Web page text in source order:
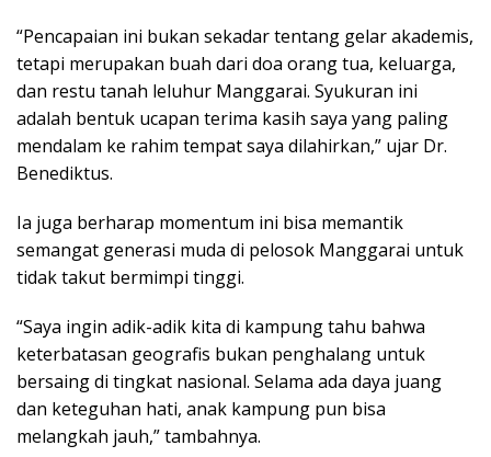
“Pencapaian ini bukan sekadar tentang gelar akademis,
tetapi merupakan buah dari doa orang tua, keluarga,
dan restu tanah leluhur Manggarai. Syukuran ini
adalah bentuk ucapan terima kasih saya yang paling
mendalam ke rahim tempat saya dilahirkan,” ujar Dr.
Benediktus.
Ia juga berharap momentum ini bisa memantik
semangat generasi muda di pelosok Manggarai untuk
tidak takut bermimpi tinggi.
“Saya ingin adik-adik kita di kampung tahu bahwa
keterbatasan geografis bukan penghalang untuk
bersaing di tingkat nasional. Selama ada daya juang
dan keteguhan hati, anak kampung pun bisa
melangkah jauh,” tambahnya.